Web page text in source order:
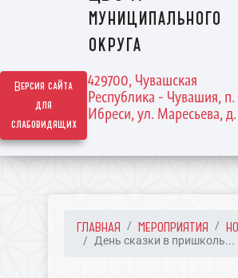
Версия сайта
для
слабовидящих
муниципального
округа
429700, Чувашская
Республика - Чувашия, п.
Ибреси, ул. Маресьева,
ГЛАВНАЯ МЕРОПРИЯТИЯ
День сказки в пришколь...